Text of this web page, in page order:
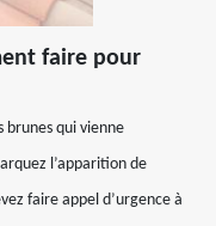
faire pour
brunes qui vienne
l’apparition de
faire appel d’urgence à